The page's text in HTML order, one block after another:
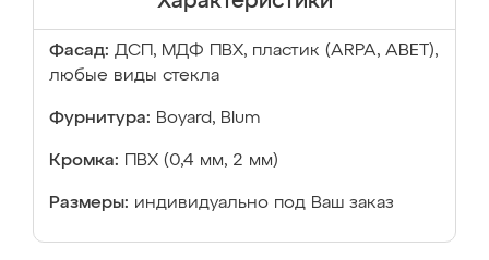
Фасад: ДСП, МДФ ПВХ, пластик (ARPA, ABET),
любые виды стекла
Фурнитура: Boyard, Blum
Кромка: ПВХ (0,4 мм, 2 мм)
Размеры: индивидуально под Ваш заказ